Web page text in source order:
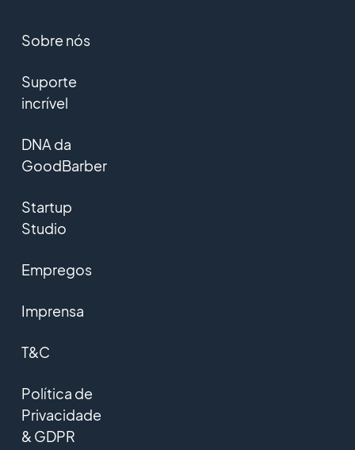
Sobre nós
Suporte
incrível
DNA da
GoodBarber
Startup
Studio
Empregos
Imprensa
T&C
Política de
Privacidade
& GDPR